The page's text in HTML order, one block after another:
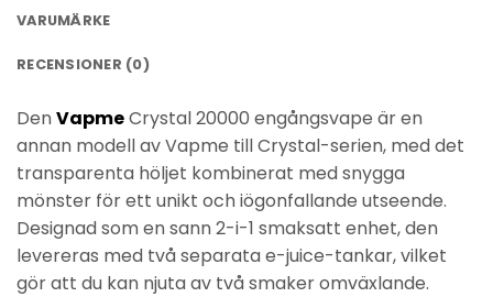
VARUMÄRKE
RECENSIONER (0)
DenVapmeCrystal 20000 engångsvape är en
annan modell av Vapme till Crystal-serien, med det
transparenta höljet kombinerat med snygga
mönster för ett unikt och iögonfallande utseende.
Designad som en sann 2-i-1 smaksatt enhet, den
levereras med två separata e-juice-tankar, vilket
gör att du kan njuta av två smaker omväxlande.